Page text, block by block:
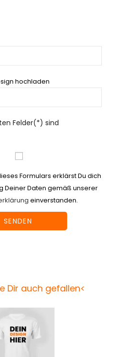
hochladen
Felder(*) sind
Formulars erklärst Du dich
Deiner Daten gemäß unserer
einverstanden.
Dir auch gefallen<